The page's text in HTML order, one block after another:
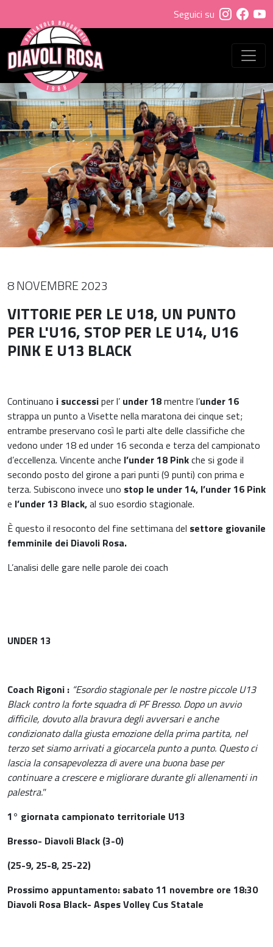
Seguici su
8 NOVEMBRE 2023
VITTORIE PER LE U18, UN PUNTO
PER L'U16, STOP PER LE U14, U16
PINK E U13 BLACK
Continuano i successiperl’ under 18mentre l’under 16
strappa un punto a Visette nella maratona dei cinque set;
entrambe preservano così le parti alte delle classifiche che
vedono under 18 ed under 16 seconda e terza del campionato
d’eccellenza. Vincente anche l’under 18 Pinkche si gode il
secondo posto del girone a pari punti (9 punti) con prima e
terza. Subiscono invece uno stop le under 14, l’under 16 Pink
e l’under 13 Black,al suo esordio stagionale.
È questo il resoconto del fine settimana del settore giovanile
femminile dei Diavoli Rosa.
L’analisi delle gare nelle parole dei coach
UNDER 13
Coach Rigoni : “Esordio stagionale per le nostre piccole U13
Black contro la forte squadra di PF Bresso. Dopo un avvio
difficile, dovuto alla bravura degli avversari e anche
condizionato dalla giusta emozione della prima partita, nel
terzo set siamo arrivati a giocarcela punto a punto. Questo ci
lascia la consapevolezza di avere una buona base per
continuare a crescere e migliorare durante gli allenamenti in
palestra."
1° giornata campionato territoriale U13
Bresso- Diavoli Black (3-0)
(25-9, 25-8, 25-22)
Prossimo appuntamento: sabato 11 novembre ore 18:30
Diavoli Rosa Black- Aspes Volley Cus Statale